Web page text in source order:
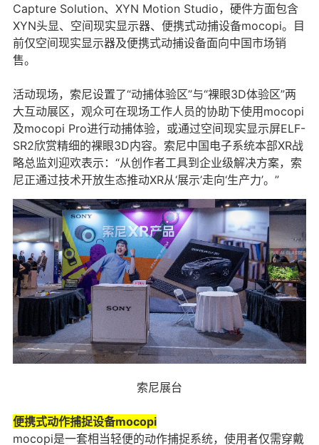
Capture Solution、XYN Motion Studio，硬件方面包含
XYN头显、空间现实显示器、便携式动捕设备mocopi。目
前仅空间现实显示器及便携式动捕设备面向中国市场销
售。
活动现场，索尼设置了“动捕体验区”与“裸眼3D体验区”两
大互动展区，观众可在现场工作人员的协助下使用mocopi
及mocopi Pro进行动捕体验，或通过空间现实显示屏ELF-
SR2欣赏精细的裸眼3D内容。索尼中国电子系统本部XR战
略总监刘迎欢表示：“从创作者工具到企业级解决方案，索
尼正通过技术开放生态推动XR从‘展示’走向‘生产力’。”
索尼展台
便携式动作捕捉设备mocopi
mocopi是一套相当轻便的动作捕捉系统，使用者仅需穿戴